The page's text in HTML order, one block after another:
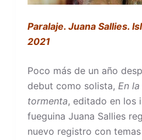
Paralaje. Juana Sallies.
2021
Poco más de un año
debut como solista, En
tormenta, editado en los
fueguina Juana Sallies
nuevo registro con